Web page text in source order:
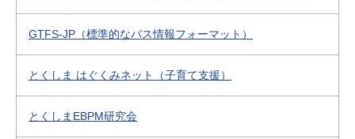
GTFS-JP（標準的なバス情報フォーマット）
とくしま はぐくみネット（子育て支援）
とくしまEBPM研究会